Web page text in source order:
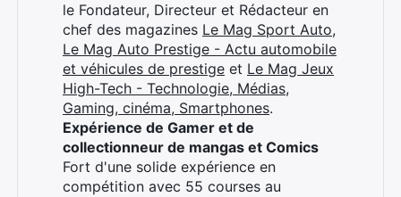
le Fondateur, Directeur et Rédacteur en
chef des magazines Le Mag Sport Auto,
Le Mag Auto Prestige - Actu automobile
et véhicules de prestige et Le Mag Jeux
High-Tech - Technologie, Médias,
Gaming, cinéma, Smartphones.
Expérience de Gamer et de
collectionneur de mangas et Comics
Fort d'une solide expérience en
compétition avec 55 courses au